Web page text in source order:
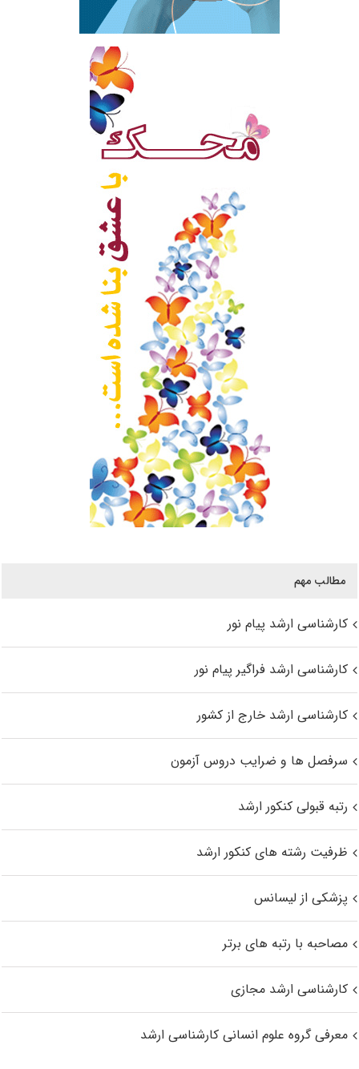
مطالب مهم
کارشناسی ارشد پیام نور
کارشناسی ارشد فراگیر پیام نور
کارشناسی ارشد خارج از کشور
سرفصل ها و ضرایب دروس آزمون
رتبه قبولی کنکور ارشد
ظرفیت رشته های کنکور ارشد
پزشکی از لیسانس
مصاحبه با رتبه های برتر
کارشناسی ارشد مجازی
معرفی گروه علوم انسانی کارشناسی ارشد